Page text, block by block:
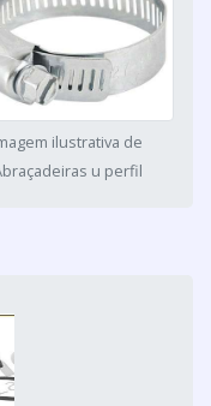
ilustrativa de
u perfil